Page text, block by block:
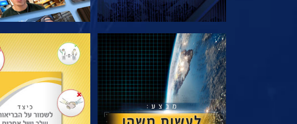
בדוק את הסדרה בדוק את הסדרה